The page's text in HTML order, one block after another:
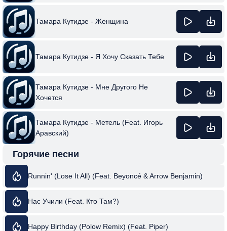
Тамара Кутидзе - Женщина
Тамара Кутидзе - Я Хочу Сказать Тебе
Тамара Кутидзе - Мне Другого Не
Хочется
Тамара Кутидзе - Метель (Feat. Игорь
Аравский)
Горячие песни
Runnin' (Lose It All) (Feat. Beyoncé & Arrow Benjamin)
Нас Учили (Feat. Кто Там?)
Happy Birthday (Polow Remix) (Feat. Piper)